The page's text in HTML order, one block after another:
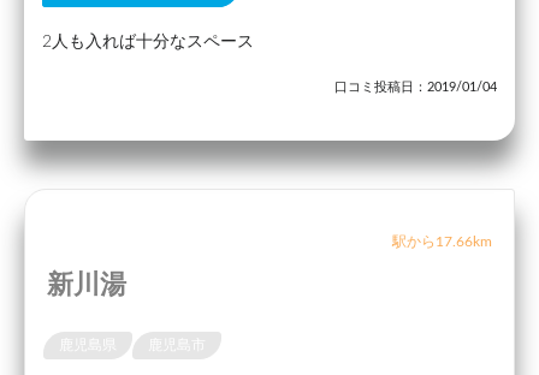
2人も入れば十分なスペース
口コミ投稿日：2019/01/04
駅から17.66km
新川湯